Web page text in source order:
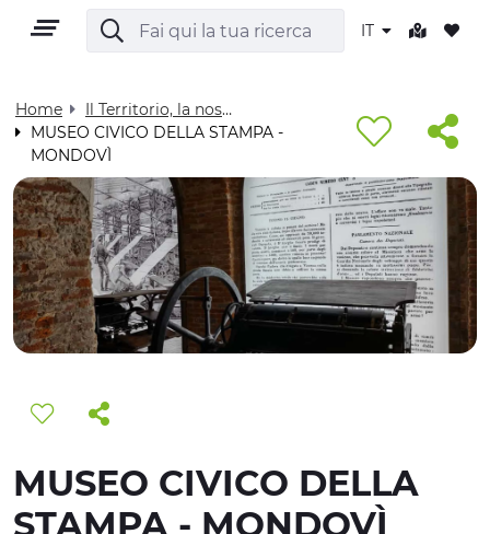
IT
TERRITORIO
CULTURA
NATURA E BENESSERE
ESPERIENZE
Home
Il Territorio, la nostra casa - Visit Cuneese
MUSEO CIVICO DELLA STAMPA -
MONDOVÌ
MUSEO CIVICO DELLA
STAMPA - MONDOVÌ